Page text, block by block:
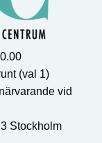
(val 1)
vid
Stockholm